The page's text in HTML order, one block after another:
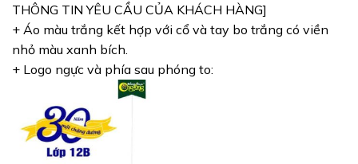
THÔNG TIN YÊU CẦU CỦA KHÁCH HÀNG]
+ Áo màu trắng kết hợp với cổ và tay bo trắng có viền
nhỏ màu xanh bích.
+ Logo ngực và phía sau phóng to: